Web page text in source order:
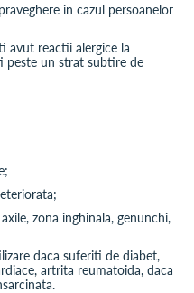
in cazul persoanelor
avut reactii alergice la
peste un strat subtire de
zona inghinala, genunchi,
daca suferiti de diabet,
artrita reumatoida, daca